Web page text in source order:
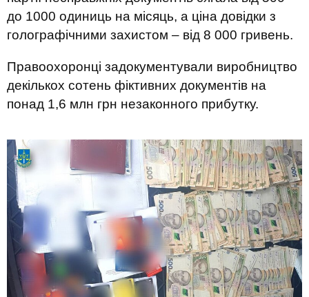
до 1000 одиниць на місяць, а ціна довідки з
голографічними захистом – від 8 000 гривень.
Правоохоронці задокументували виробництво
декількох сотень фіктивних документів на
понад 1,6 млн грн незаконного прибутку.